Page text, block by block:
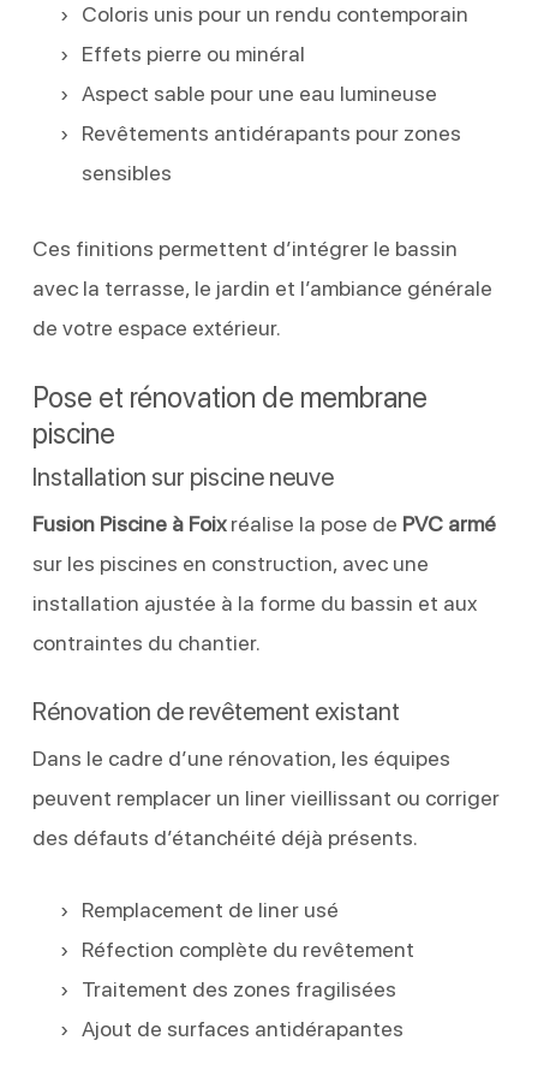
Coloris unis pour un rendu contemporain
Effets pierre ou minéral
Aspect sable pour une eau lumineuse
Revêtements antidérapants pour zones
sensibles
Ces finitions permettent d’intégrer le bassin
avec la terrasse, le jardin et l’ambiance générale
de votre espace extérieur.
Pose et rénovation de membrane
piscine
Installation sur piscine neuve
Fusion Piscine à Foixréalise la pose de PVC armé
sur les piscines en construction, avec une
installation ajustée à la forme du bassin et aux
contraintes du chantier.
Rénovation de revêtement existant
Dans le cadre d’une rénovation, les équipes
peuvent remplacer un liner vieillissant ou corriger
des défauts d’étanchéité déjà présents.
Remplacement de liner usé
Réfection complète du revêtement
Traitement des zones fragilisées
Ajout de surfaces antidérapantes